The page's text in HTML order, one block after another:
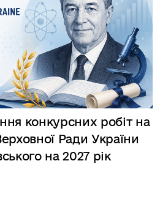
конкурсних робіт на
Ради України
на 2027 рік